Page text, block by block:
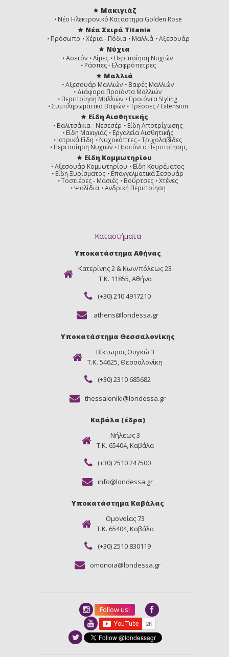
Μακιγιάζ
Νέο Ηλεκτρονικό Κατάστημα Golden Rose
Νέα Σειρά Titania
Πρόσωπο Χέρια - Πόδια Μαλλιά Αξεσουάρ
Νύχια
Ασετόν Λίμες
Περιποίηση Νυχιών
Ράσπες - Ελαφρόπετρες
Μαλλιά
Αξεσουάρ Μαλλιών
Βαφές Μαλλιών
Διάφορα Προϊόντα Μαλλιών
Περιποίηση Μαλλιών
Προϊόντα Styling
Συμπληρωματικά Βαφών
Τρέσσες / Extension
Είδη Αισθητικής
Βαλιτσάκια - Νεσεσέρ
Είδη Αποτρίχωσης
Είδη Μακιγιάζ
Εργαλεία Αισθητικής
Ιατρικά Είδη
Νυχοκόπτες - Τριχολαβίδες
Περιποίηση Νυχιών
Προϊόντα Περιποίησης
Είδη Κομμωτηρίου
Αξεσουάρ Κομμωτηρίου
Είδη Κουρέματος
Είδη Ξυρίσματος
Επαγγελματικά Σεσουάρ
Τοστιέρες - Μασιές
Βούρτσες
Χτένες
Ψαλίδια
Ανδρική Περιποίηση
Καταστήματα
Υποκατάστημα Αθήνας
Κατερίνης 2 & Κων/πόλεως 23
Τ.Κ. 11855, Αθήνα
(+30) 210 4917210
athens@londessa.gr
Υποκατάστημα Θεσσαλονίκης
Βίκτωρος Ουγκώ 3
Τ.Κ. 54625, Θεσσαλονίκη
(+30) 2310 685682
thessaloniki@londessa.gr
Καβάλα (έδρα)
Νήλεως 3
Τ.Κ. 65404, Καβάλα
(+30) 2510 247500
info@londessa.gr
Υποκατάστημα Καβάλας
Ομονοίας 73
Τ.Κ. 65404, Καβάλα
(+30) 2510 830119
omonoia@londessa.gr
Follow us!